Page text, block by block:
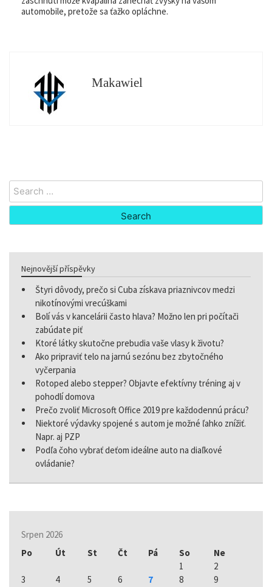
automobile, pretože sa ťažko opláchne.
Makawiel
Search
for:
Nejnovější příspěvky
Štyri dôvody, prečo si Cuba získava priaznivcov medzi
nikotínovými vrecúškami
Bolí vás v kancelárii často hlava? Možno len pri počítači
zabúdate piť
Ktoré látky skutočne prebudia vaše vlasy k životu?
Ako pripraviť telo na jarnú sezónu bez zbytočného
vyčerpania
Rotoped alebo stepper? Objavte efektívny tréning aj v
pohodlí domova
Prečo zvoliť Microsoft Office 2019 pre každodennú prácu?
Niektoré výdavky spojené s autom je možné ľahko znížiť.
Napr. aj PZP
Podľa čoho vybrať deťom ideálne auto na diaľkové
ovládanie?
Srpen 2026
Po
Út St Čt Pá So
Ne
1
2
3
4 5 6 7 8 9